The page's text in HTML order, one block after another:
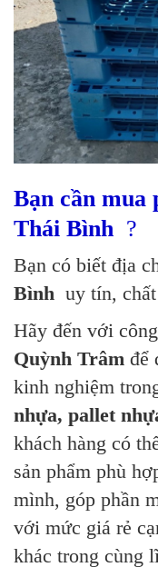
Bạn cần mua
Thái Bình ?
Bạn có biết địa
Bình uy tín,
Hãy đến với
Quỳnh Trâm để
kinh nghiệm
nhựa, pallet
khách hàng có
sản phẩm phù
mình, góp phần
với mức giá rẻ
khác trong cùng